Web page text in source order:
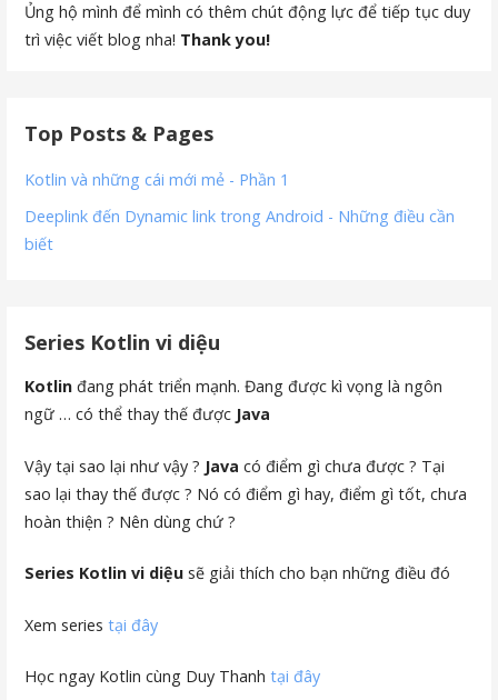
Ủng hộ mình để mình có thêm chút động lực để tiếp tục duy
trì việc viết blog nha! Thank you!
Top Posts & Pages
Kotlin và những cái mới mẻ - Phần 1
Deeplink đến Dynamic link trong Android - Những điều cần
biết
Series Kotlin vi diệu
Kotlin đang phát triển mạnh. Đang được kì vọng là ngôn
ngữ … có thể thay thế được Java
Vậy tại sao lại như vậy ? Java có điểm gì chưa được ? Tại
sao lại thay thế được ? Nó có điểm gì hay, điểm gì tốt, chưa
hoàn thiện ? Nên dùng chứ ?
Series Kotlin vi diệu sẽ giải thích cho bạn những điều đó
Xem seriestại đây
Học ngay Kotlin cùng Duy Thanhtại đây